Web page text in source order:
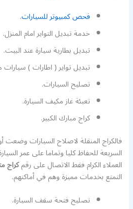
فحص كمبيوتر للسيارات.
خدمة تبديل التواير امام المنزل.
تبديل بطارية سيارة عند البيت.
تبديل تواير ( اطارات )
تصليح السيارات.
تعبئة غاز مكيف السيارة.
كراج مبارك الكبير.
فالكراج المنقلة لاصلاح السيارات وضعت
السريعة للحفاظ كليا وتماما على عمر
العملاء الكرام فقط الاتصال على رقمكراج
التمتع بخدمات مميزة وهم في أماكنهم.
تصليح فتحة سقف السيارة.